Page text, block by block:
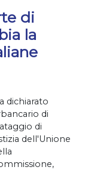
di
la
dichiarato
di
di
dell'Unione